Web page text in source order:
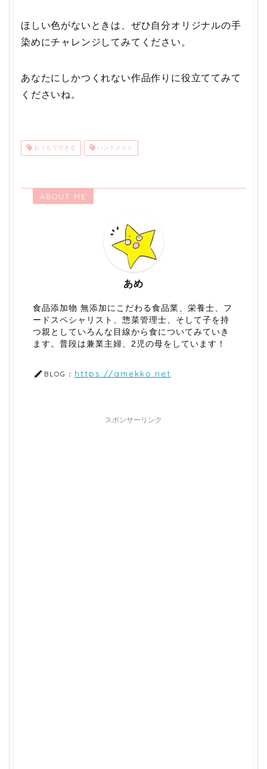
ほしい色がないときは、ぜひ自分オリジナルの手
染めにチャレンジしてみてください。
あなたにしかつくれない作品作りに役立ててみて
くださいね。
おうちでできる ハンドメイド
ABOUT ME
あめ
食品添加物 無添加にこだわる食品業、栄養士、フ
ードスペシャリスト、惣菜管理士、そして子を持
つ親としていろんな目線から食についてみていき
ます。普段は兼業主婦、2児の母をしています！
BLOG： https://amekko.net
スポンサーリンク